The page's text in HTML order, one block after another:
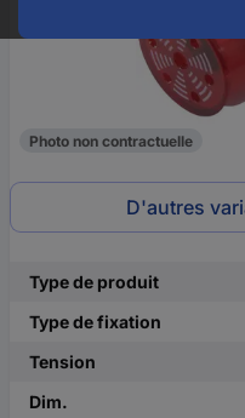
Photo non contractuelle
D'autres
Type de produit
Type de fixation
Tension
Dim.